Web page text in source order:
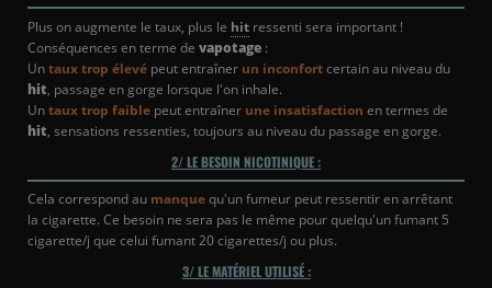
Plus on augmente le taux, plus le hit ressenti sera important !
Conséquences en terme de vapotage :
Untaux trop élevé peut entraîner un inconfortcertain au niveau du
hit, passage en gorge lorsque l'on inhale.
Untaux trop faible peut entraîner une insatisfaction en termes de
hit, sensations ressenties, toujours au niveau du passage en gorge.
2/ LE BESOIN NICOTINIQUE :
Cela correspond au manquequ'un fumeur peut ressentir en arrêtant
la cigarette. Ce besoin ne sera pas le même pour quelqu'un fumant 5
cigarette/j que celui fumant 20 cigarettes/j ou plus.
3/ LE MATÉRIEL UTILISÉ :